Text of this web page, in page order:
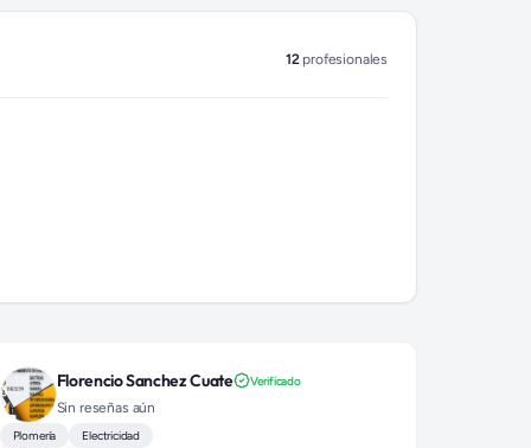
12 profesionales
Florencio Sanchez Cuate Verificado
Sin reseñas aún
Plomería Electricidad